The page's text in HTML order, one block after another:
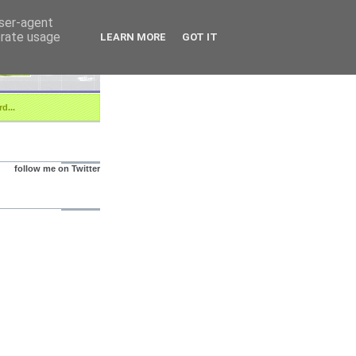
follow me on Twitter
agent
usage
LEARN MORE GOT IT